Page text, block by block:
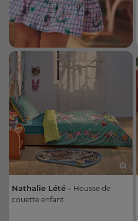
Nathalie Lété - Housse de
couette enfant